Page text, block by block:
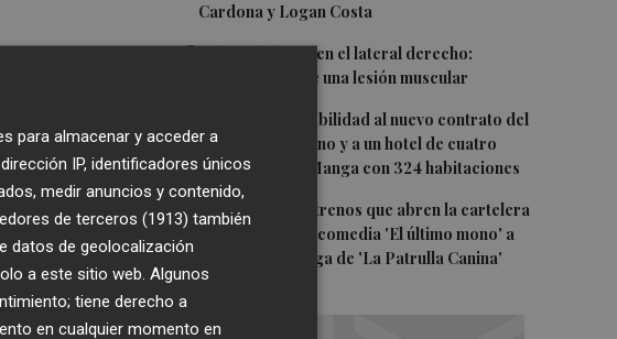
Cardona y Logan Costa
3Más problemas en el lateral derecho:
Monferrer sufre una lesión muscular
San Javier da viabilidad al nuevo contrato del
transporte urbano y a un hotel de cuatro
estrellas en La Manga con 324 habitaciones
5 Estos son los estrenos que abren la cartelera
en agosto: de la comedia 'El último mono' a
una nueva entrega de 'La Patrulla Canina'
para almacenar y acceder a
IP, identificadores únicos
medir anuncios y contenido,
de terceros (1913) también
datos de geolocalización
a este sitio web. Algunos
tiene derecho a
en cualquier momento en